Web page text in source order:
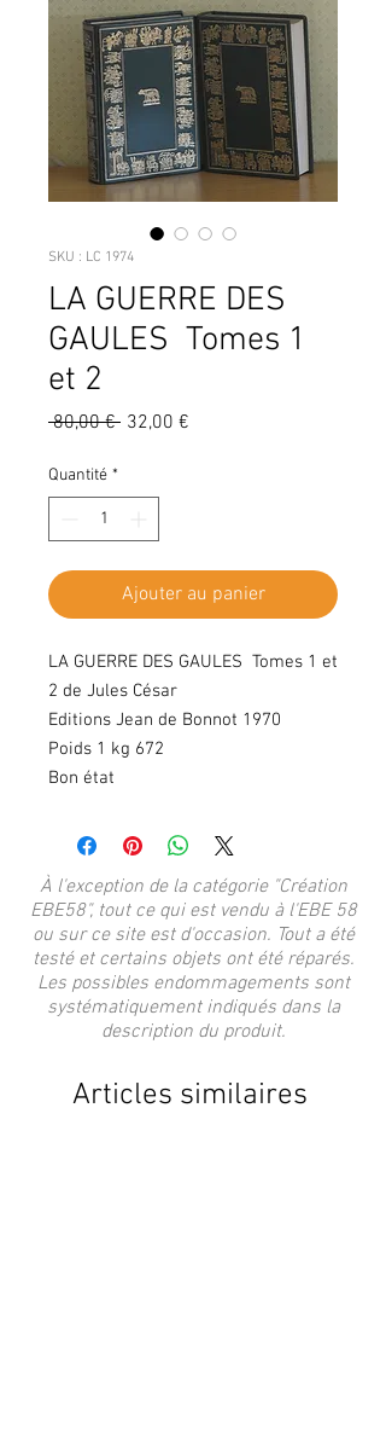
SKU : LC 1974
LA GUERRE DES
GAULES Tomes 1
et 2
80,00 € Prix
32,00 €
Quantité *
Ajouter au panier
LA GUERRE DES GAULES Tomes 1 et
2 de Jules César
Editions Jean de Bonnot 1970
Poids 1 kg 672
Bon état
À l'exception de la catégorie "Création
EBE58", tout ce qui est vendu à l'EBE 58
ou sur ce site est d'occasion. Tout a été
testé et certains objets ont été réparés.
Les possibles endommagements sont
systématiquement indiqués dans la
description du produit.
Articles similaires